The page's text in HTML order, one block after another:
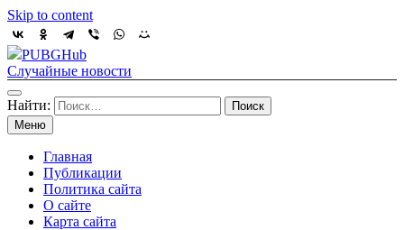
Skip to content
PUBGHub
Случайные новости
Найти:
Меню
Главная
Публикации
Политика сайта
О сайте
Карта сайта